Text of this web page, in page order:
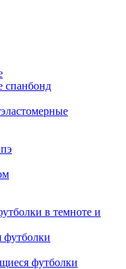
спанбонд
в темноте и
футболки
футболки